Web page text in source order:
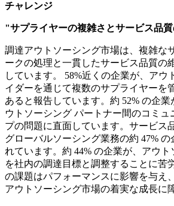
チャレンジ
"サプライヤーの複雑さとサービス品
調達アウトソーシング市場は、複雑な
ークの処理と一貫したサービス品質の
しています。 58%近くの企業が、アウ
イダーを通じて複数のサプライヤーを
あると報告しています。約 52% の企
ウトソーシング パートナー間のコミュ
プの問題に直面しています。サービス
グローバルソーシング業務の約 47% の
れています。約 44% の企業が、アウト
を社内の調達目標と調整することに苦
の課題はパフォーマンスに影響を与え
アウトソーシング市場の着実な成長に